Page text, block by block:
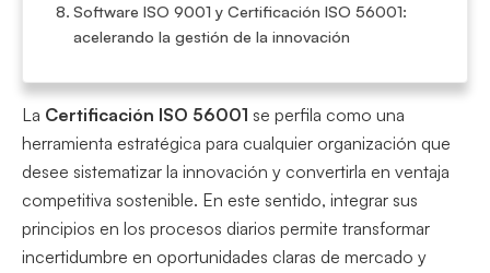
Software ISO 9001 y Certificación ISO 56001:
acelerando la gestión de la innovación
La Certificación ISO 56001 se perfila como una
herramienta estratégica para cualquier organización que
desee sistematizar la innovación y convertirla en ventaja
competitiva sostenible. En este sentido, integrar sus
principios en los procesos diarios permite transformar
incertidumbre en oportunidades claras de mercado y